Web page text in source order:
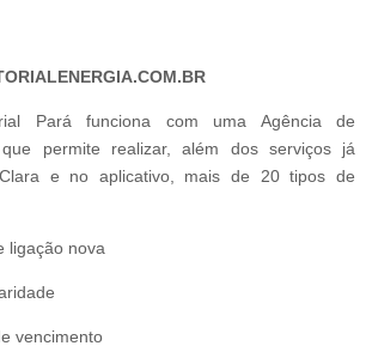
Pará funciona com uma Agência de
permite realizar, além dos serviços já
e no aplicativo, mais de 20 tipos de
nova